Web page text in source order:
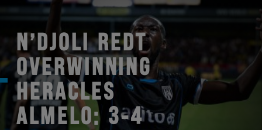
N’DJOLI REDT
OVERWINNING
HERACLES
ALMELO: 3-4